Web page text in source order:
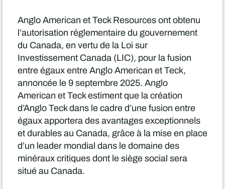
Anglo American et Teck Resources ont obtenu
l’autorisation réglementaire du gouvernement
du Canada, en vertu de la Loi sur
Investissement Canada (LIC), pour la fusion
entre égaux entre Anglo American et Teck,
annoncée le 9 septembre 2025. Anglo
American et Teck estiment que la création
d’Anglo Teck dans le cadre d’une fusion entre
égaux apportera des avantages exceptionnels
et durables au Canada, grâce à la mise en place
d’un leader mondial dans le domaine des
minéraux critiques dont le siège social sera
situé au Canada.